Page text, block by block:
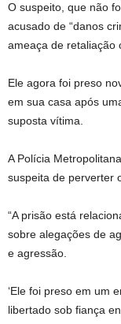
O suspeito, que não
acusado de “danos
ameaça de retaliação
Ele agora foi preso
em sua casa após
suposta vítima.
A Polícia
suspeita de perverter
“A prisão está
sobre alegações de
e agressão.
‘Ele foi preso em um
libertado sob fiança